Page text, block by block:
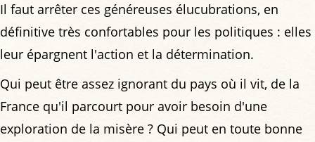
Il faut arrêter ces généreuses élucubrations, en
définitive très confortables pour les politiques : elles
leur épargnent l'action et la détermination.
Qui peut être assez ignorant du pays où il vit, de la
France qu'il parcourt pour avoir besoin d'une
exploration de la misère ? Qui peut en toute bonne